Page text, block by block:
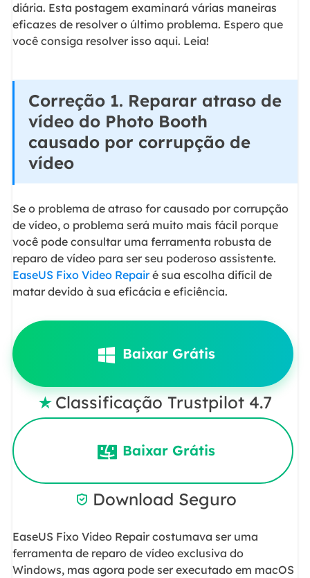
diária. Esta postagem examinará várias maneiras
eficazes de resolver o último problema. Espero que
você consiga resolver isso aqui. Leia!
Correção 1. Reparar atraso de
vídeo do Photo Booth
causado por corrupção de
vídeo
Se o problema de atraso for causado por corrupção
de vídeo, o problema será muito mais fácil porque
você pode consultar uma ferramenta robusta de
reparo de vídeo para ser seu poderoso assistente.
EaseUS Fixo Video Repairé sua escolha difícil de
matar devido à sua eficácia e eficiência.
Baixar Grátis
 Classificação Trustpilot 4.7
Baixar Grátis
 Download Seguro
EaseUS Fixo Video Repair costumava ser uma
ferramenta de reparo de vídeo exclusiva do
Windows, mas agora pode ser executado em macOS